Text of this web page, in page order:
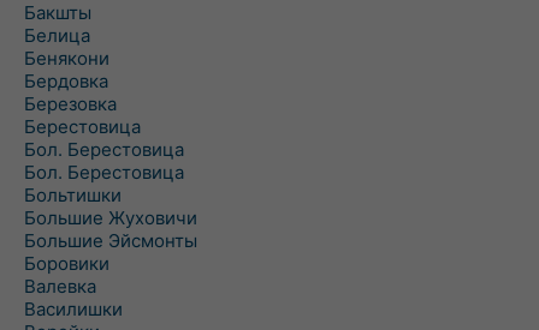
Бакшты
Белица
Бенякони
Бердовка
Березовка
Берестовица
Бол. Берестовица
Бол. Берестовица
Больтишки
Большие Жуховичи
Большие Эйсмонты
Боровики
Валевка
Василишки